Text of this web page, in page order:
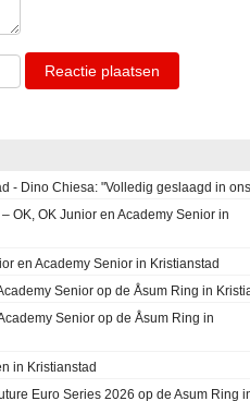
Reactie plaatsen
- Dino Chiesa: "Volledig geslaagd in
OK, OK Junior en Academy Senior in
en Academy Senior in Kristianstad
Senior op de Åsum Ring in
Senior op de Åsum Ring in
in Kristianstad
Euro Series 2026 op de Asum Ring